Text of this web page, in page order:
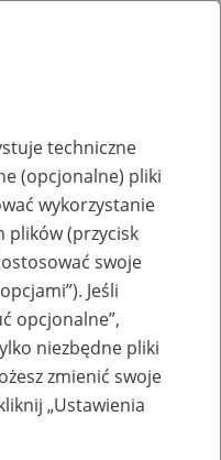
lub
pracy
techniczne
(opcjonalne) pliki
wykorzystanie
plików (przycisk
swoje
Jeśli
opcjonalne”,
niezbędne pliki
zmienić swoje
„Ustawienia